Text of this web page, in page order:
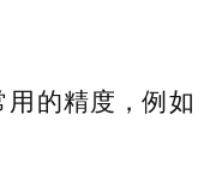
的精度，例如